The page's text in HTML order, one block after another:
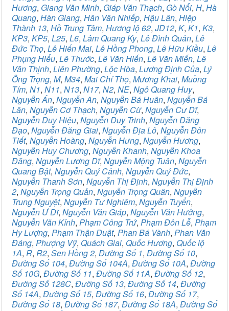
Hương, Giang Văn Minh, Giáp Văn Thạch, Gò Nổi, H, Hà
Quang, Hàn Giang, Hân Vân Nhiếp, Hậu Lân, Hiệp
Thành 13, Hồ Trung Tâm, Hương lộ 62, JD12, K, K1, K3,
KP3, KP5, L25, L6, Lâm Quang Ky, Lê Đình Quản, Lê
Đức Thọ, Lê Hiến Mai, Lê Hồng Phong, Lê Hữu Kiều, Lê
Phụng Hiểu, Lê Thước, Lê Văn Hiến, Lê Văn Miến, Lê
Văn Thịnh, Liên Phường, Lộc Hòa, Lương Định Của, Lý
Ông Trọng, M, M34, Mai Chí Thọ, Mương Khai, Muồng
Tím, N1, N11, N13, N17, N2, NE, Ngô Quang Huy,
Nguyễn Án, Nguyễn An, Nguyễn Bá Huân, Nguyễn Bá
Lân, Nguyễn Cơ Thạch, Nguyễn Cừ, Nguyễn Cư Dĩ,
Nguyễn Duy Hiệu, Nguyễn Duy Trinh, Nguyễn Đăng
Đạo, Nguyễn Đăng Giai, Nguyễn Địa Lô, Nguyễn Đôn
Tiết, Nguyễn Hoàng, Nguyễn Hưng, Nguyễn Hương,
Nguyễn Huy Chương, Nguyễn Khanh, Nguyễn Khoa
Đăng, Nguyễn Lương Dĩ, Nguyễn Mộng Tuân, Nguyễn
Quang Bật, Nguyễn Quý Cảnh, Nguyễn Quý Đức,
Nguyễn Thanh Sơn, Nguyễn Thị Định, Nguyễn Thị Định
2, Nguyễn Trọng Quản, Nguyễn Trọng Quân, Nguyễn
Trung Nguyệt, Nguyễn Tư Nghiêm, Nguyễn Tuyển,
Nguyễn Ư Dĩ, Nguyễn Văn Giáp, Nguyễn Văn Hưởng,
Nguyễn Văn Kỉnh, Phạm Công Trứ, Phạm Đôn Lễ, Phạm
Hy Lượng, Phạm Thận Duật, Phan Bá Vành, Phan Văn
Đáng, Phượng Vỹ, Quách Giai, Quốc Hương, Quốc lộ
1A, R, R2, Sen Hồng 2, Đường Số 1, Đường Số 10,
Đường Số 104, Đường Số 104A, Đường Số 10A, Đường
Số 10G, Đường Số 11, Đường Số 11A, Đường Số 12,
Đường Số 128C, Đường Số 13, Đường Số 14, Đường
Số 14A, Đường Số 15, Đường Số 16, Đường Số 17,
Đường Số 18, Đường Số 187, Đường Số 18A, Đường Số